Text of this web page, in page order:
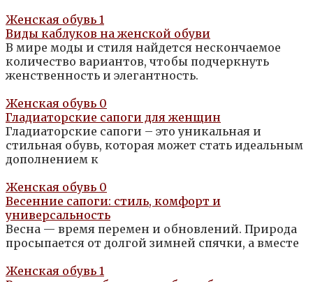
Женская обувь 1
Виды каблуков на женской обуви
В мире моды и стиля найдется нескончаемое
количество вариантов, чтобы подчеркнуть
женственность и элегантность.
Женская обувь 0
Гладиаторские сапоги для женщин
Гладиаторские сапоги – это уникальная и
стильная обувь, которая может стать идеальным
дополнением к
Женская обувь 0
Весенние сапоги: стиль, комфорт и
универсальность
Весна — время перемен и обновлений. Природа
просыпается от долгой зимней спячки, а вместе
Женская обувь 1